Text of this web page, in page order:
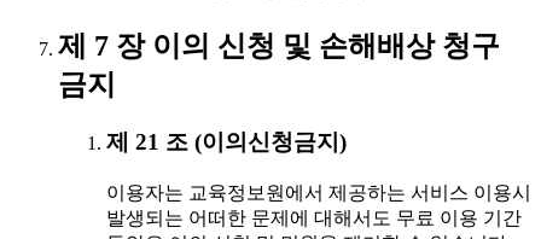
제 7 장 이의 신청 및 손해배상 청구
금지
제 21 조 (이의신청금지)
이용자는 교육정보원에서 제공하는 서비스 이용시
발생되는 어떠한 문제에 대해서도 무료 이용 기간